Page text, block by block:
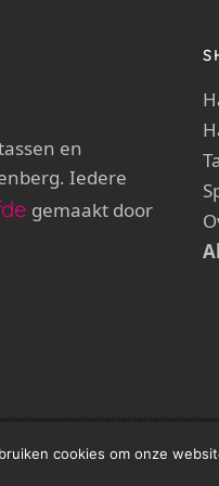
en
Iedere
gemaakt door
met liefde door Inge
cookies om onze